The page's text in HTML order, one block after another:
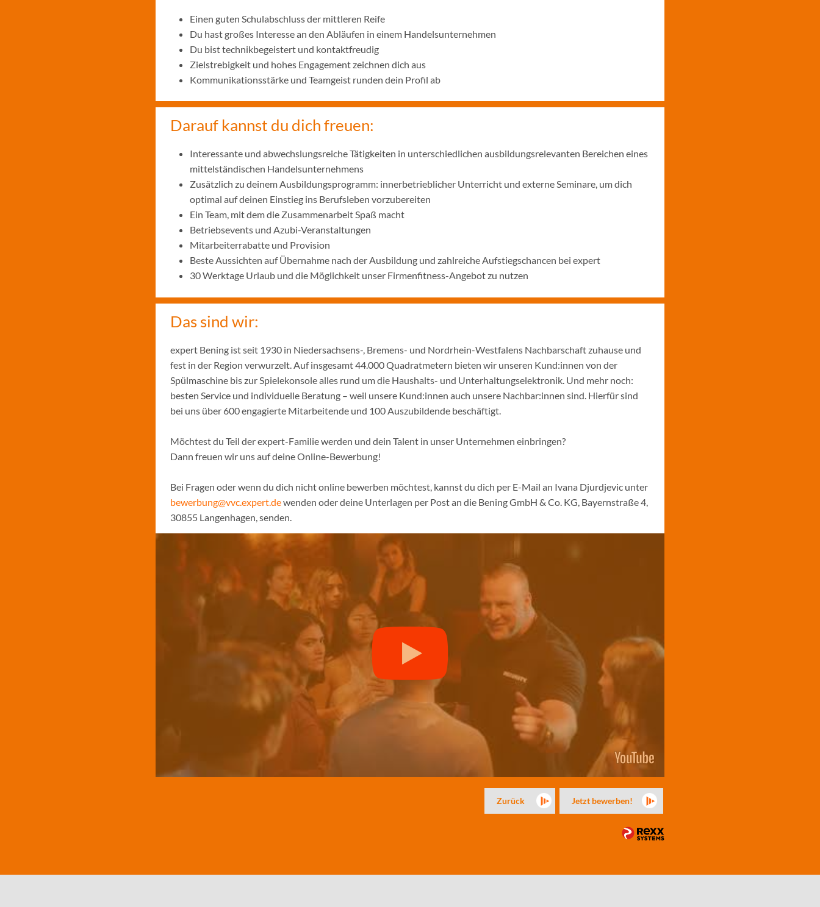
Einen guten Schulabschluss der mittleren Reife
Du hast großes Interesse an den Abläufen in einem Handelsunternehmen
Du bist technikbegeistert und kontaktfreudig
Zielstrebigkeit und hohes Engagement zeichnen dich aus
Kommunikationsstärke und Teamgeist runden dein Profil ab
Darauf kannst du dich freuen:
Interessante und abwechslungsreiche Tätigkeiten in unterschiedlichen ausbildungsrelevanten Bereichen eines
mittelständischen Handelsunternehmens
Zusätzlich zu deinem Ausbildungsprogramm: innerbetrieblicher Unterricht und externe Seminare, um dich
optimal auf deinen Einstieg ins Berufsleben vorzubereiten
Ein Team, mit dem die Zusammenarbeit Spaß macht
Betriebsevents und Azubi-Veranstaltungen
Mitarbeiterrabatte und Provision
Beste Aussichten auf Übernahme nach der Ausbildung und zahlreiche Aufstiegschancen bei expert
30 Werktage Urlaub und die Möglichkeit unser Firmenfitness-Angebot zu nutzen
Das sind wir:
expert Bening ist seit 1930 in Niedersachsens-, Bremens- und Nordrhein-Westfalens Nachbarschaft zuhause und
fest in der Region verwurzelt. Auf insgesamt 44.000 Quadratmetern bieten wir unseren Kund:innen von der
Spülmaschine bis zur Spielekonsole alles rund um die Haushalts- und Unterhaltungselektronik. Und mehr noch:
besten Service und individuelle Beratung – weil unsere Kund:innen auch unsere Nachbar:innen sind. Hierfür sind
bei uns über 600 engagierte Mitarbeitende und 100 Auszubildende beschäftigt.
Möchtest du Teil der expert-Familie werden und dein Talent in unser Unternehmen einbringen?
Dann freuen wir uns auf deine Online-Bewerbung!
Bei Fragen oder wenn du dich nicht online bewerben möchtest, kannst du dich per E-Mail an Ivana Djurdjevic unter
bewerbung@vvc.expert.dewenden oder deine Unterlagen per Post an die Bening GmbH & Co. KG, Bayernstraße 4,
30855 Langenhagen, senden.
Zurück Jetzt bewerben!